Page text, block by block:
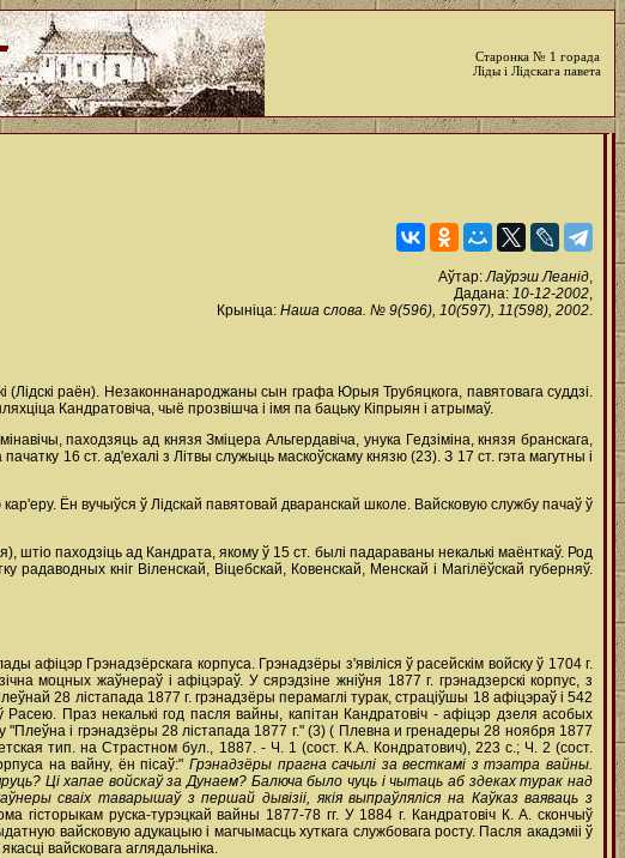
Старонка № 1 горада
Ліды і Лідскага павета
Аўтар:Лаўрэш Леанід,
Дадана: 10-12-2002,
Крыніца: Наша слова. № 9(596), 10(597), 11(598), 2002.
(Лідскі раён). Незаконнанароджаны сын графа Юрыя Трубяцкога, павятовага суддзі.
Кандратовіча, чыё прозвішча і імя па бацьку Кіпрыян і атрымаў.
паходзяць ад князя Зміцера Альгердавіча, унука Гедзіміна, князя бранскага,
16 ст. ад'ехалі з Літвы служыць маскоўскаму князю (23). З 17 ст. гэта магутны і
Ён вучыўся ў Лідскай павятовай дваранскай школе. Вайсковую службу пачаў ў
штіо паходзіць ад Кандрата, якому ў 15 ст. былі падараваны некалькі маёнткаў. Род
радаводных кніг Віленскай, Віцебскай, Ковенскай, Менскай і Магілёўскай губерняў.
афіцэр Грэнадзёрскага корпуса. Грэнадзёры з'явіліся ў расейскім войску ў 1704 г.
моцных жаўнераў і афіцэраў. У сярэдзіне жніўня 1877 г. грэнадзерскі корпус, з
28 лістапада 1877 г. грэнадзёры перамаглі турак, страціўшы 18 афіцэраў і 542
Праз некалькі год пасля вайны, капітан Кандратовіч - афіцэр дзеля асобых
"Плеўна і грэнадзёры 28 лістапада 1877 г." (3) ( Плевна и гренадеры 28 ноября 1877
тип. на Страстном бул., 1887. - Ч. 1 (сост. К.А. Кондратович), 223 с.; Ч. 2 (сост.
на вайну, ён пісаў:" Грэнадзёры прагна сачылі за весткамі з тэатра вайны.
Ці хапае войскаў за Дунаем? Балюча было чуць і чытаць аб здеках турак над
сваіх таварышаў з першай дывізіі, якія выпраўляліся на Каўказ ваяваць з
гісторыкам руска-турэцкай вайны 1877-78 гг. У 1884 г. Кандратовіч К. А. скончыў
вайсковую адукацыю і магчымасць хуткага службовага росту. Пасля акадэміі ў
вайсковага аглядальніка.